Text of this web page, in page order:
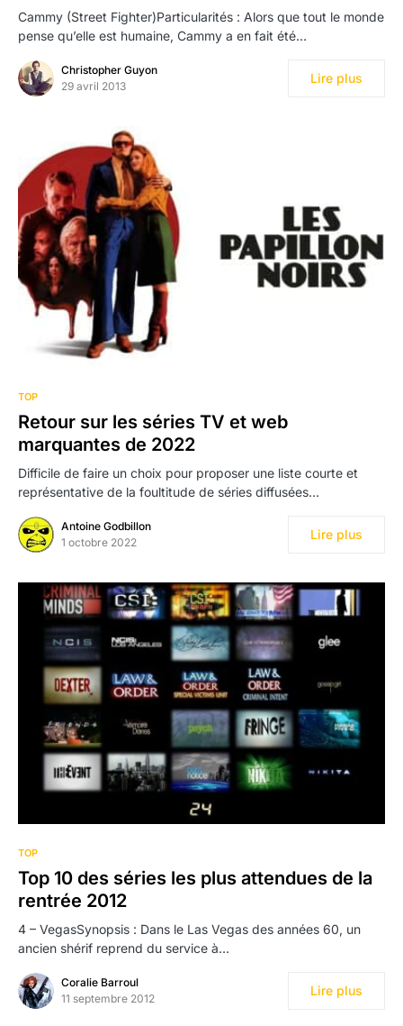
Cammy (Street Fighter)Particularités : Alors que tout le monde
pense qu’elle est humaine, Cammy a en fait été…
Christopher Guyon
29 avril 2013
Lire plus
TOP
Retour sur les séries TV et web
marquantes de 2022
Difficile de faire un choix pour proposer une liste courte et
représentative de la foultitude de séries diffusées…
Antoine Godbillon
1 octobre 2022
Lire plus
TOP
Top 10 des séries les plus attendues de la
rentrée 2012
4 – VegasSynopsis : Dans le Las Vegas des années 60, un
ancien shérif reprend du service à…
Coralie Barroul
11 septembre 2012
Lire plus